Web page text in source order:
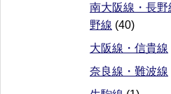
南大阪線・長
野線 (40)
大阪線・信貴線
奈良線・難波線